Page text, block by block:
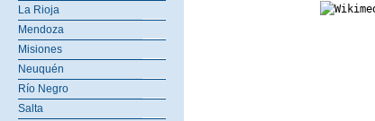
La Rioja
Mendoza
Misiones
Neuquén
Río Negro
Salta